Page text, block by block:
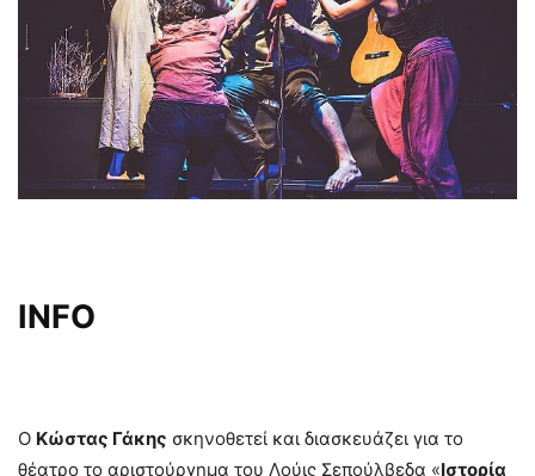
INFO
O Kώστας Γάκης σκηνοθετεί και διασκευάζει για το
θέατρο το αριστούργημα του Λούις Σεπούλβεδα «Ιστορία